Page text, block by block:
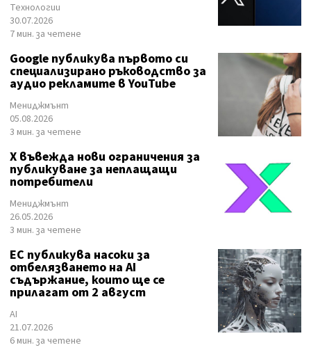
Технологии
30.07.2026
7 мин. за четене
Google публикува първото си
специализирано ръководство за
аудио рекламите в YouTube
Мениджмънт
05.08.2026
3 мин. за четене
X въвежда нови ограничения за
публикуване за неплащащи
потребители
Мениджмънт
26.05.2026
3 мин. за четене
ЕС публикува насоки за
отбелязването на AI
съдържание, които ще се
прилагат от 2 август
AI
21.07.2026
6 мин. за четене